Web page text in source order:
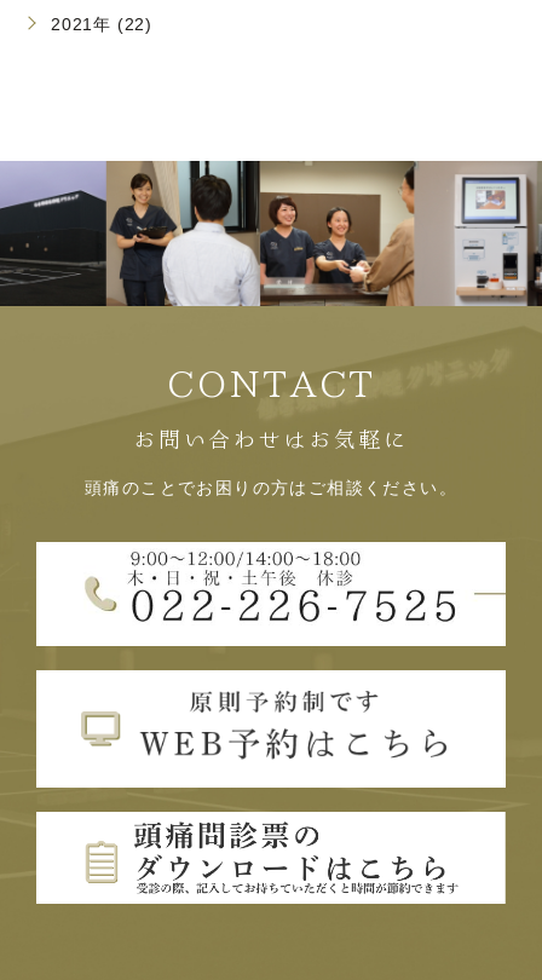
2021年 (22)
CONTACT
お問い合わせはお気軽に
頭痛のことでお困りの方はご相談ください。